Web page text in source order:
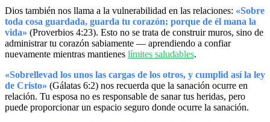
Dios también nos llama a la vulnerabilidad en las relaciones: «Sobre
toda cosa guardada, guarda tu corazón; porque de él mana la
vida» (Proverbios 4:23). Esto no se trata de construir muros, sino de
administrar tu corazón sabiamente — aprendiendo a confiar
nuevamente mientras mantienes límites saludables.
«Sobrellevad los unos las cargas de los otros, y cumplid así la ley
de Cristo» (Gálatas 6:2) nos recuerda que la sanación ocurre en
relación. Tu esposa no es responsable de sanar tus heridas, pero
puede proporcionar un espacio seguro donde ocurre la sanación.